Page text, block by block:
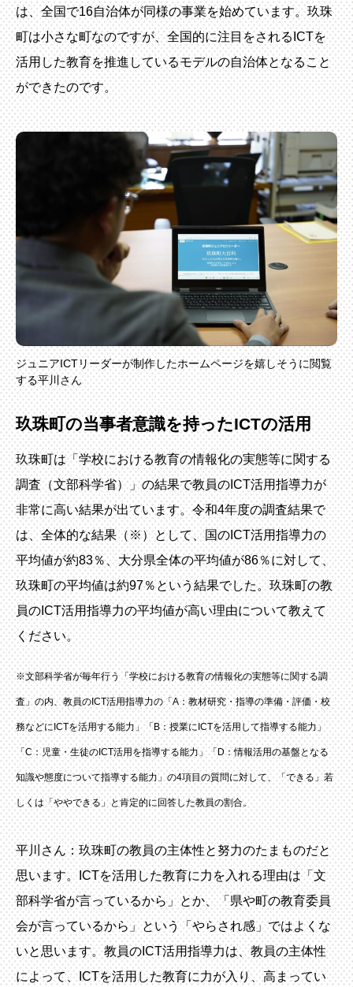
は、全国で16自治体が同様の事業を始めています。玖珠
町は小さな町なのですが、全国的に注目をされるICTを
活用した教育を推進しているモデルの自治体となること
ができたのです。
ジュニアICTリーダーが制作したホームページを嬉しそうに閲覧
する平川さん
玖珠町の当事者意識を持ったICTの活用
玖珠町は「学校における教育の情報化の実態等に関する
調査（文部科学省）」の結果で教員のICT活用指導力が
非常に高い結果が出ています。令和4年度の調査結果で
は、全体的な結果（※）として、国のICT活用指導力の
平均値が約83％、大分県全体の平均値が86％に対して、
玖珠町の平均値は約97％という結果でした。玖珠町の教
員のICT活用指導力の平均値が高い理由について教えて
ください。
※文部科学省が毎年行う「学校における教育の情報化の実態等に関する調
査」の内、教員のICT活用指導力の「A：教材研究・指導の準備・評価・校
務などにICTを活用する能力」「B：授業にICTを活用して指導する能力」
「C：児童・生徒のICT活用を指導する能力」「D：情報活用の基盤となる
知識や態度について指導する能力」の4項目の質問に対して、「できる」若
しくは「ややできる」と肯定的に回答した教員の割合。
平川さん：玖珠町の教員の主体性と努力のたまものだと
思います。ICTを活用した教育に力を入れる理由は「文
部科学省が言っているから」とか、「県や町の教育委員
会が言っているから」という「やらされ感」ではよくな
いと思います。教員のICT活用指導力は、教員の主体性
によって、ICTを活用した教育に力が入り、高まってい